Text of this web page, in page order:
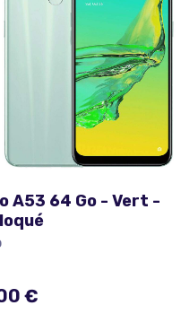
A53 64 Go - Vert -
€